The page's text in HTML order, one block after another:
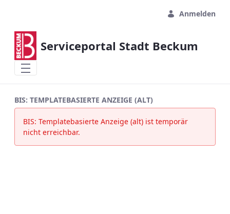
Anmelden
Serviceportal Stadt Beckum
BIS: TEMPLATEBASIERTE ANZEIGE (ALT)
BIS: Templatebasierte Anzeige (alt) ist temporär
nicht erreichbar.